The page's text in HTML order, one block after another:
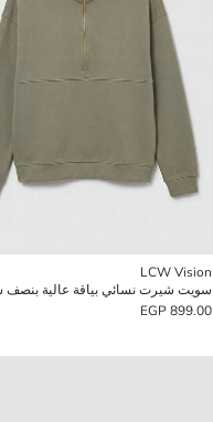
LCW Vision
سويت شيرت نسائي بياقة عالية
899.00 EGP